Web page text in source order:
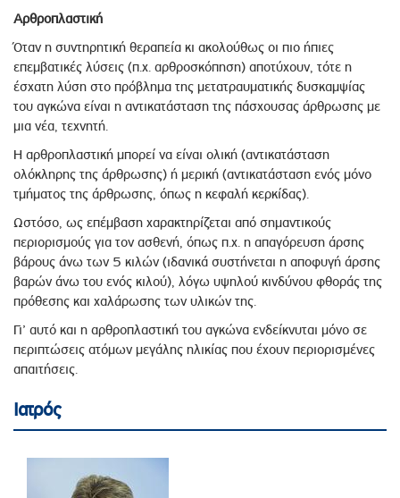
Αρθροπλαστική
Όταν η συντηρητική θεραπεία κι ακολούθως οι πιο ήπιες
επεμβατικές λύσεις (π.χ. αρθροσκόπηση) αποτύχουν, τότε η
έσχατη λύση στο πρόβλημα της μετατραυματικής δυσκαμψίας
του αγκώνα είναι η αντικατάσταση της πάσχουσας άρθρωσης με
μια νέα, τεχνητή.
Η αρθροπλαστική μπορεί να είναι ολική (αντικατάσταση
ολόκληρης της άρθρωσης) ή μερική (αντικατάσταση ενός μόνο
τμήματος της άρθρωσης, όπως η κεφαλή κερκίδας).
Ωστόσο, ως επέμβαση χαρακτηρίζεται από σημαντικούς
περιορισμούς για τον ασθενή, όπως π.χ. η απαγόρευση άρσης
βάρους άνω των 5 κιλών (ιδανικά συστήνεται η αποφυγή άρσης
βαρών άνω του ενός κιλού), λόγω υψηλού κινδύνου φθοράς της
πρόθεσης και χαλάρωσης των υλικών της.
Γι’ αυτό και η αρθροπλαστική του αγκώνα ενδείκνυται μόνο σε
περιπτώσεις ατόμων μεγάλης ηλικίας που έχουν περιορισμένες
απαιτήσεις.
Ιατρός